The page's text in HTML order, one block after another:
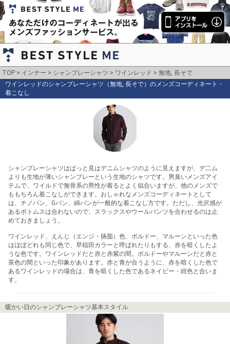
TOP インナー シャンブレーシャツ ワインレッド
無地, 長そで
ワインレッドのシャンブレーシャツ（無地, 長そで）のメンズコーディネート・
着こなし
シャンブレーシャツはぱっと見はデニムシャツのように見えますが、デ二ム
よりも生地が薄いシャンブレーという生地のシャツです。男臭いメンズアイ
テムで、ワイルドで無骨系の男性が着るとよく似合いますが、他のメンズで
ももちろん着こなしができます。おしゃれなメンズコーディネートとして
は、チノパン、Gパン、綿パンが一般的な着こなし方です。ただし、光沢感が
あるボトムスは合わないので、スラックスやウールパンツを合わせるのは止
めておきましょう。
ワインレッド、えんじ（エンジ・臙脂）色、ボルドー、マルーンといった色
はほぼどれも同じ色で、早稲田カラーと呼ばれたりもする、赤を暗くしたよ
うな色です。ワインレッドだと赤と赤紫の間。ボルドーやマルーンだと赤と
茶色の間といった印象があります。赤と青が合うように、赤を暗くした色で
あるワインレッドの場合は、青を暗くした色であるネイビー・紺色と合いま
す。
暖かい日のシャンブレーシャツ基本スタイル